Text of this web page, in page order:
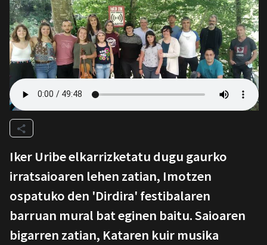
Iker Uribe elkarrizketatu dugu gaurko
irratsaioaren lehen zatian, Imotzen
ospatuko den 'Dirdira' festibalaren
barruan mural bat eginen baitu. Saioaren
bigarren zatian, Kataren kuir musika